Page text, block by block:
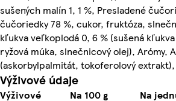
sušených malín 1, 1 %, Presladené
čučoriedky 78 %, cukor, fruktóza,
kľukva veľkoplodá 0, 6 % (sušená
ryžová múka, slnečnicový olej), Arómy,
(askorbylpalmitát, tokoferolový
Výživové údaje
Výživové
Na 100 g
Na